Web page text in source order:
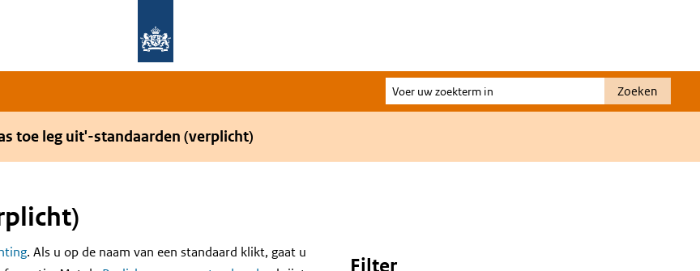
Voer
uw
Zoeken
toe leg uit'-standaarden (verplicht)
. Als u op de naam van een standaard klikt, gaat u